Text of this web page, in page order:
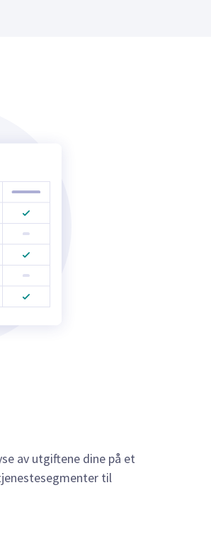
av utgiftene dine på et
til